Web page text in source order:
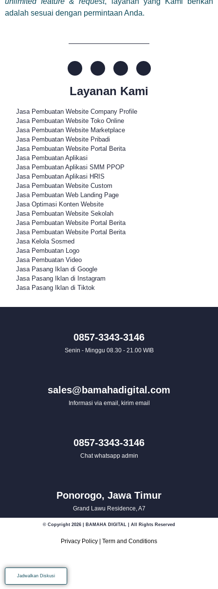
adalah sesuai dengan permintaan Anda.
Layanan Kami
Jasa Pembuatan Website Company Profile
Jasa Pembuatan Website Toko Online
Jasa Pembuatan Website Marketplace
Jasa Pembuatan Website Pribadi
Jasa Pembuatan Website Portal Berita
Jasa Pembuatan Aplikasi
Jasa Pembuatan Aplikasi SMM PPOP
Jasa Pembuatan Aplikasi HRIS
Jasa Pembuatan Website Custom
Jasa Pembuatan Web Landing Page
Jasa Optimasi Konten Website
Jasa Pembuatan Website Sekolah
Jasa Pembuatan Website Portal Berita
Jasa Pembuatan Website Portal Berita
Jasa Kelola Sosmed
Jasa Pembuatan Logo
Jasa Pembuatan Video
Jasa Pasang Iklan di Google
Jasa Pasang Iklan di Instagram
Jasa Pasang Iklan di Tiktok
0857-3343-3146
Senin - Minggu 08.30 - 21.00 WIB
sales@bamahadigital.com
Informasi via email, kirim email
0857-3343-3146
Chat whatsapp admin
Ponorogo, Jawa Timur
Grand Lawu Residence, A7
© Copyright 2026 | BAMAHA DIGITAL | All Rights Reserved
Privacy Policy | Term and Conditions
Jadwalkan Diskusi